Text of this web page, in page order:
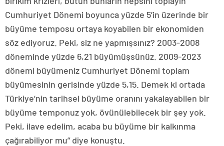
Cumhuriyet Dönemi boyunca yüzde 5’in üzerinde bir
büyüme temposu ortaya koyabilen bir ekonomiden
söz ediyoruz. Peki, siz ne yapmışsınız? 2003-2008
döneminde yüzde 6,21 büyümüşsünüz. 2009-2023
dönemi büyümeniz Cumhuriyet Dönemi toplam
büyümesinin gerisinde yüzde 5,15. Demek ki ortada
Türkiye’nin tarihsel büyüme oranını yakalayabilen bir
büyüme temponuz yok, övünülebilecek bir şey yok.
Peki, ilave edelim, acaba bu büyüme bir kalkınma
çağırabiliyor mu” diye konuştu.